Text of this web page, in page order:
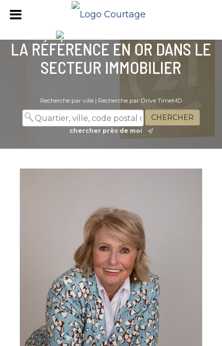
LA RÉFÉRENCE EN OR DANS LE
SECTEUR IMMOBILIER
Recherche par ville | Recherche par Drive TimeMD
chercher près de moi